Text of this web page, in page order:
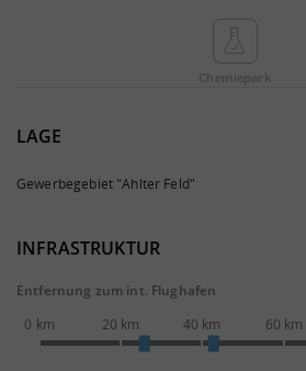
Chemie­park
LAGE
Gewerbegebiet "Ahlter Feld"
INFRASTRUKTUR
Entfernung zum int. Flughafen
0 km
20 km 40 km 60 km